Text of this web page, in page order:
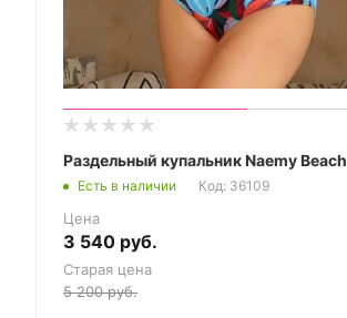
Раздельный купальник Naemy Beach
Есть в наличии Код: 36109
Цена
3 540 руб.
Старая цена
5 200руб.